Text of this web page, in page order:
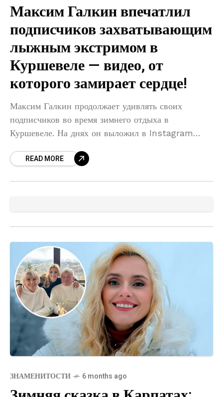
Максим Галкин впечатлил
подписчиков захватывающим
лыжным экстримом в
Куршевеле — видео, от
которого замирает сердце!
Максим Галкин продолжает удивлять своих
подписчиков во время зимнего отдыха в
Куршевеле. На днях он выложил в Instagram
котором демонстрирует сложный и резвый спуск
READ MORE
ЗНАМЕНИТОСТИ 6 months ago